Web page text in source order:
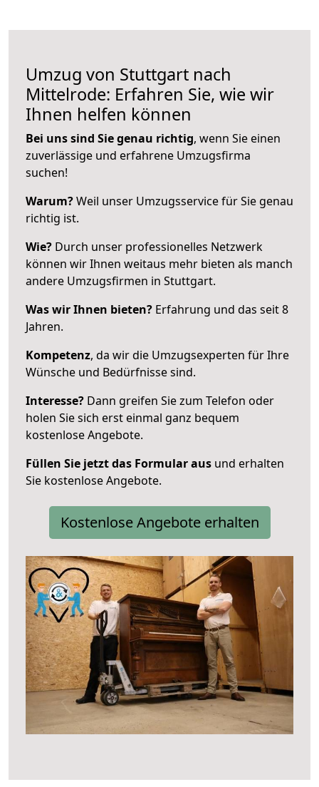
Umzug von Stuttgart nach
Mittelrode: Erfahren Sie, wie wir
Ihnen helfen können
Bei uns sind Sie genau richtig, wenn Sie einen
zuverlässige und erfahrene Umzugsfirma
suchen!
Warum?Weil unser Umzugsservice für Sie genau
richtig ist.
Wie? Durch unser professionelles Netzwerk
können wir Ihnen weitaus mehr bieten als manch
andere Umzugsfirmen in Stuttgart.
Was wir Ihnen bieten? Erfahrung und das seit 8
Jahren.
Kompetenz, da wir die Umzugsexperten für Ihre
Wünsche und Bedürfnisse sind.
Interesse? Dann greifen Sie zum Telefon oder
holen Sie sich erst einmal ganz bequem
kostenlose Angebote.
Füllen Sie jetzt das Formular aus und erhalten
Sie kostenlose Angebote.
Kostenlose Angebote erhalten